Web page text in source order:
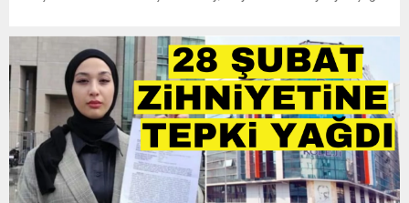
sonuç belgesi gönderilmeyecek. Adaylar sınav sonuçlarını, T.C.
Kimlik Numaraları ve...